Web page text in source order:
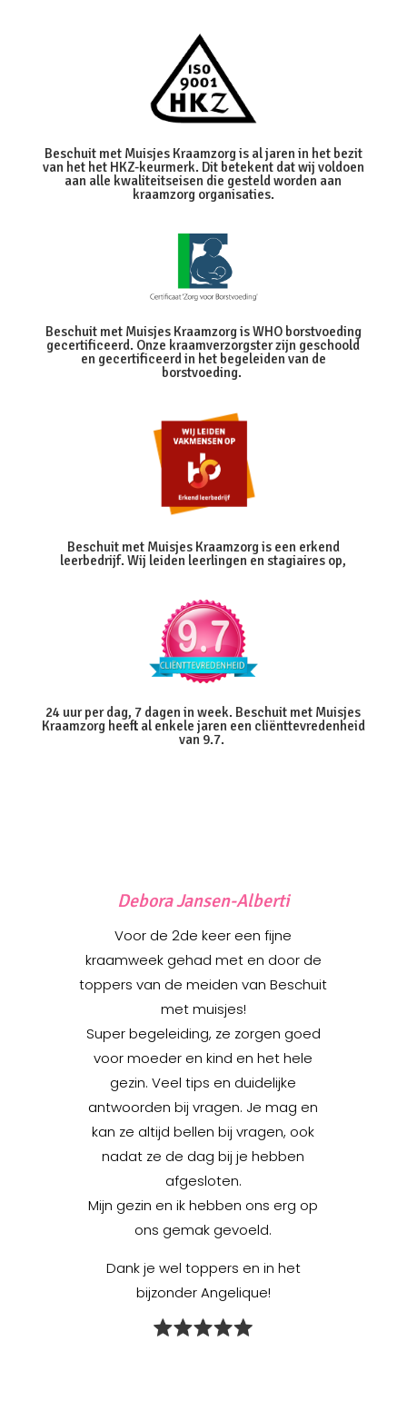
Beschuit met Muisjes Kraamzorg is al jaren in het bezit
van het het HKZ-keurmerk. Dit betekent dat wij voldoen
aan alle kwaliteitseisen die gesteld worden aan
kraamzorg organisaties.
Beschuit met Muisjes Kraamzorg is WHO borstvoeding
gecertificeerd. Onze kraamverzorgster zijn geschoold
en gecertificeerd in het begeleiden van de
borstvoeding.
Beschuit met Muisjes Kraamzorg is een erkend
leerbedrijf. Wij leiden leerlingen en stagiaires op,
24 uur per dag, 7 dagen in week. Beschuit met Muisjes
Kraamzorg heeft al enkele jaren een cliënttevredenheid
van 9.7.
Debora Jansen-Alberti
Voor de 2de keer een fijne
kraamweek gehad met en door de
toppers van de meiden van Beschuit
met muisjes!
Super begeleiding, ze zorgen goed
voor moeder en kind en het hele
gezin. Veel tips en duidelijke
antwoorden bij vragen. Je mag en
kan ze altijd bellen bij vragen, ook
nadat ze de dag bij je hebben
afgesloten.
Mijn gezin en ik hebben ons erg op
ons gemak gevoeld.
Dank je wel toppers en in het
bijzonder Angelique!